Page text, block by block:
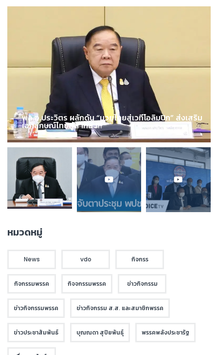
พล.อ.ประวิตร ผลักดัน “มวยไทยสู่เวทีโอลิมปิก” ส่งเสริม
เอกลักษณ์ไทยสู่สากล !!!
หมวดหมู่
News vdo กิจกรร
กิจกรรมพรรค กิจจกรรมพรรค ข่าวกิจกรรม
ข่าวกิจกรรมพรรค ข่าวกิจกรรม ส.ส. และสมาชิกพรรค
ข่าวประชาสัมพันธ์ บุณณดา สุปิยพันธุ์ พรรคพลังประชารัฐ